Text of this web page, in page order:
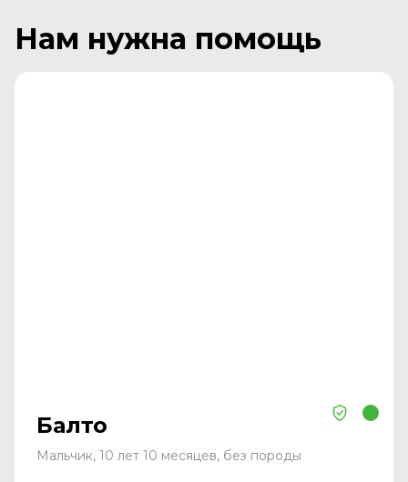
Нам нужна помощь
Балто
Мальчик, 10 лет 10 месяцев, без породы